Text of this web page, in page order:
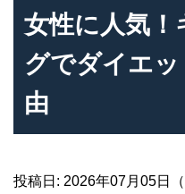
女性に人気
グでダイエ
由
投稿日: 2026年07月05日（